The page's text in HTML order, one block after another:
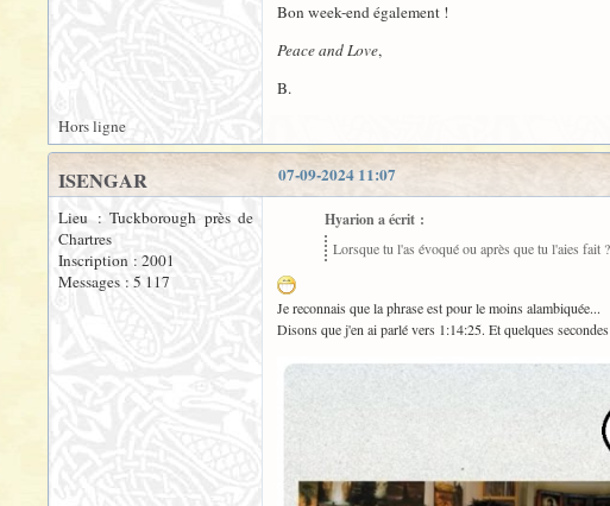
Bon week-end également !
Peace and Love,
B.
Hors ligne
07-09-2024 11:07
ISENGAR
Lieu : Tuckborough près de
Chartres
Inscription : 2001
Messages : 5 117
Hyarion a écrit :
Lorsque tu l'as évoqué ou après que tu l'aies fait
Je reconnais que la phrase est pour le moins alambiquée...
Disons que j'en ai parlé vers 1:14:25. Et quelques